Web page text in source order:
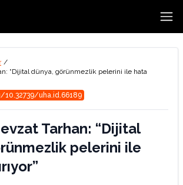
/
“Dijital dünya, görünmezlik pelerini ile hata
uha.id.66189
Tarhan: “Dijital
pelerini ile